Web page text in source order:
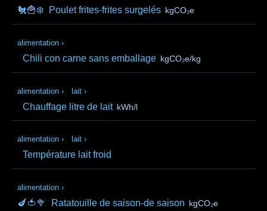
🐔🍟❄️ Poulet frites-frites surgelés kgCO₂e
alimentation ›
Chili con carne sans emballage kgCO₂e/kg
alimentation › lait ›
Chauffage litre de lait kWh/l
alimentation › lait ›
Température lait froid
alimentation ›
🍆🍅🥦 Ratatouille de saison-de saison kgCO₂e